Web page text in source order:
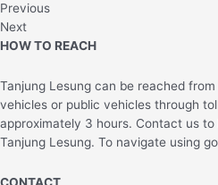
Previous
Next
HOW TO REACH
Tanjung Lesung can be reached
vehicles or public vehicles through
approximately 3 hours. Contact us
Tanjung Lesung. To navigate using